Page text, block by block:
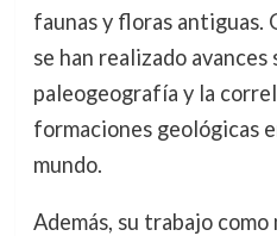
faunas y floras antiguas.
se han realizado
paleogeografía y la
formaciones geológicas
mundo.
Además, su trabajo como